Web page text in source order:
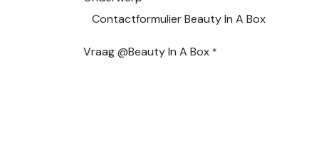
Vraag @Beauty In A Box *